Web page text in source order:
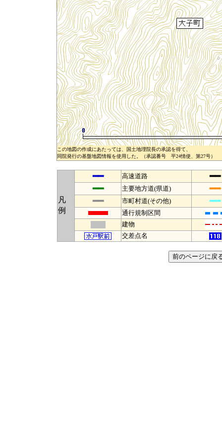
この地図の作成にあたっては、国土地理院長の承認を得て、
同院発行の基盤地図情報を使用した。（承認番号 平24情使、第27号）
凡
例
━━ 高速道路
━━
━━
主要地方道(県道)
━━
━━
市町村道(その他) ━━
通行規制区間
建物
交差点名